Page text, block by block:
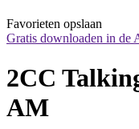
Favorieten opslaan
Gratis downloaden in de
2CC
AM